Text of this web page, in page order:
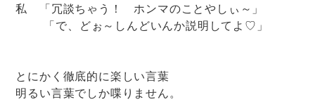
私 「冗談ちゃう！ ホンマのことやしぃ～」
「で、どぉ～しんどいんか説明してよ♡」
とにかく徹底的に楽しい言葉
明るい言葉でしか喋りません。